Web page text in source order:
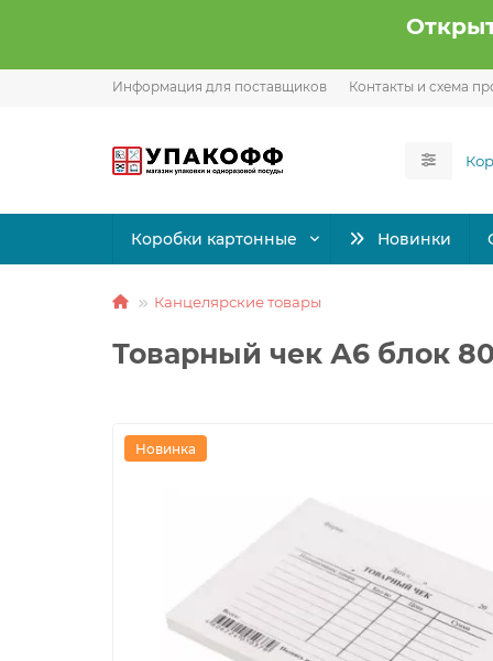
Информация для поставщиков Контакты и схема
Коробки картонные Новинки
Канцелярские товары
Товарный чек А6 блок
Новинка